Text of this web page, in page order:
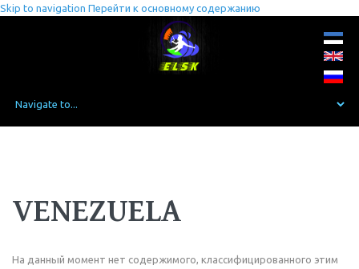
Skip to navigation Перейти к основному содержанию
VENEZUELA
На данный момент нет содержимого, классифицированного этим